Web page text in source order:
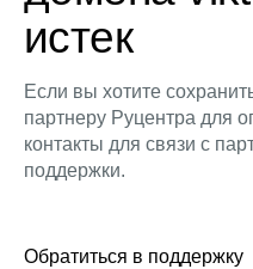
истек
Если вы хотите
партнеру Руцентра для
контакты для связи с
поддержки.
Обратиться в поддержку